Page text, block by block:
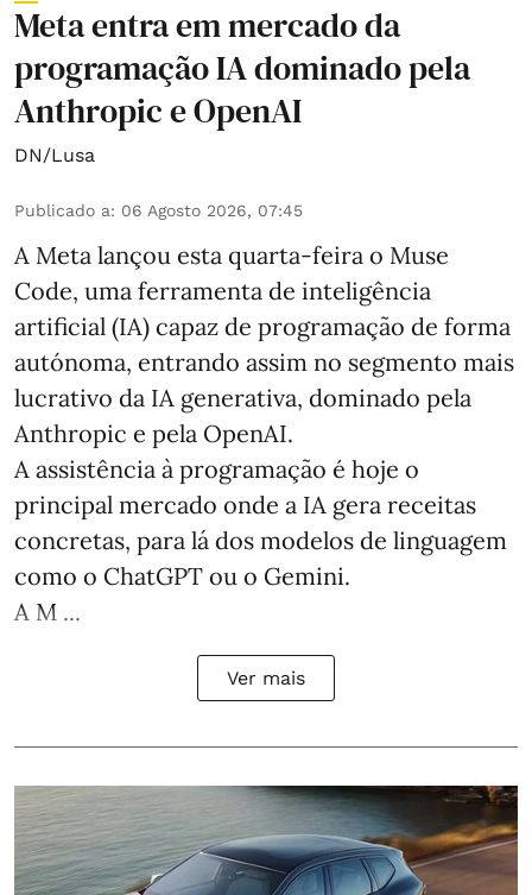
Meta entra em mercado da
programação IA dominado pela
Anthropic e OpenAI
DN/Lusa
Publicado a: 06 Agosto 2026, 07:45
A Meta lançou esta quarta-feira o Muse
Code, uma ferramenta de inteligência
artificial (IA) capaz de programação de forma
autónoma, entrando assim no segmento mais
lucrativo da IA generativa, dominado pela
Anthropic e pela OpenAI.
A assistência à programação é hoje o
principal mercado onde a IA gera receitas
concretas, para lá dos modelos de linguagem
como o ChatGPT ou o Gemini.
A M ...
Ver mais